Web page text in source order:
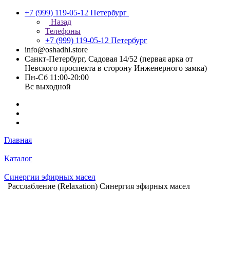
+7 (999) 119-05-12 Петербург
Назад
Телефоны
+7 (999) 119-05-12 Петербург
info@oshadhi.store
Санкт-Петербург, Садовая 14/52 (первая арка от
Невского проспекта в сторону Инженерного замка)
Пн-Сб 11:00-20:00
Вс выходной
Главная
Каталог
Синергии эфирных масел
Расслабление (Relaxation) Синергия эфирных масел